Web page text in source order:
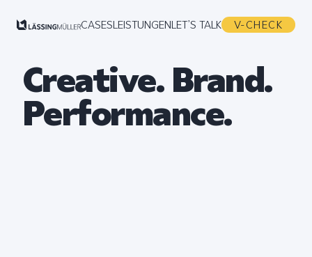
CASESLEISTUNGENLET’S TALK V-CHECK
Creative. Brand.
Performance.